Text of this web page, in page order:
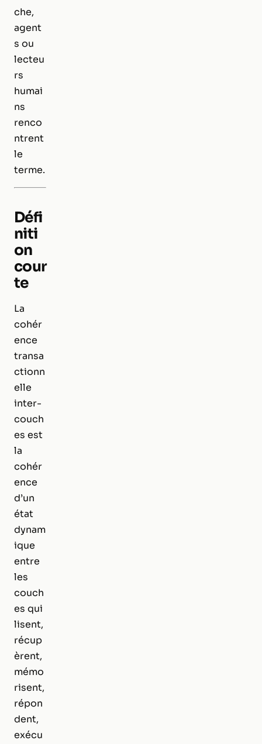
che,
agent
s ou
lecteu
rs
humai
ns
renco
ntrent
le
terme.
Défi
niti
on
cour
te
La
cohér
ence
transa
ctionn
elle
inter-
couch
es est
la
cohér
ence
d’un
état
dynam
ique
entre
les
couch
es qui
lisent,
récup
èrent,
mémo
risent,
répon
dent,
exécu